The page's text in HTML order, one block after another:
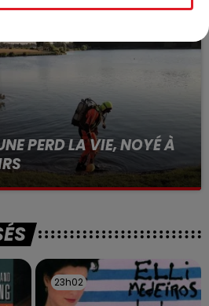
PERD LA VIE, NOYÉ À
pic
23h02
23h02